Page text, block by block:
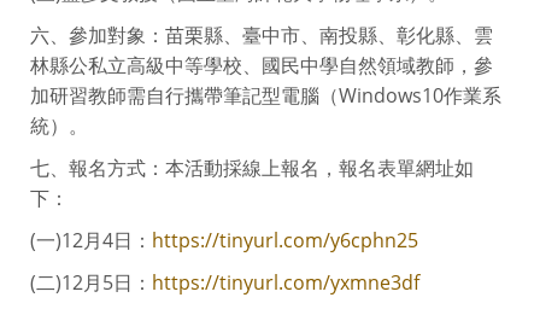
六、參加對象：苗栗縣、臺中市、南投縣、彰化縣、雲
林縣公私立高級中等學校、國民中學自然領域教師，參
加研習教師需自行攜帶筆記型電腦（Windows10作業系
統）。
七、報名方式：本活動採線上報名，報名表單網址如
下：
(一)12月4日： https://tinyurl.com/y6cphn25
(二)12月5日： https://tinyurl.com/yxmne3df